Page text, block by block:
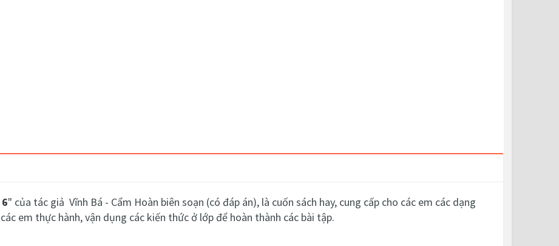
" của tác giả Vĩnh Bá - Cẩm Hoàn biên soạn (có đáp án), là cuốn sách hay, cung cấp cho các em các dạng
em thực hành, vận dụng các kiến thức ở lớp để hoàn thành các bài tập.